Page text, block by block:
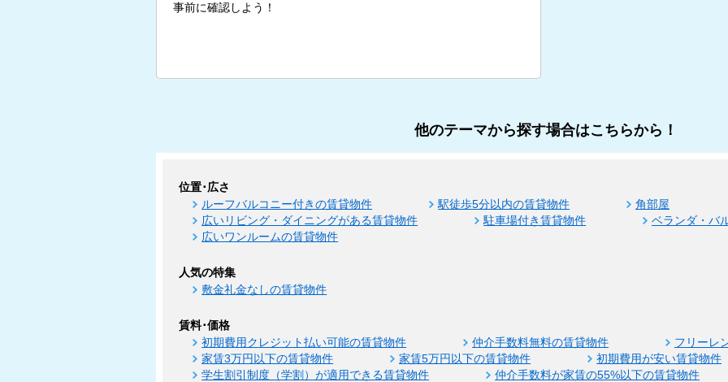
事前に確認しよう！
他のテーマから探す場合はこちらから！
位置･広さ
ルーフバルコニー付きの賃貸物件 駅徒歩5分以内の賃貸物件
角部屋
広いリビング・ダイニングがある賃貸物件
駐車場付き賃貸物件
ベランダ・バ
広いワンルームの賃貸物件
人気の特集
敷金礼金なしの賃貸物件
賃料･価格
初期費用クレジット払い可能の賃貸物件 仲介手数料無料の賃貸物件
フリーレ
家賃3万円以下の賃貸物件
家賃5万円以下の賃貸物件 初期費用が安い賃貸物件
学生割引制度（学割）が適用できる賃貸物件
仲介手数料が家賃の55%以下の賃貸物件